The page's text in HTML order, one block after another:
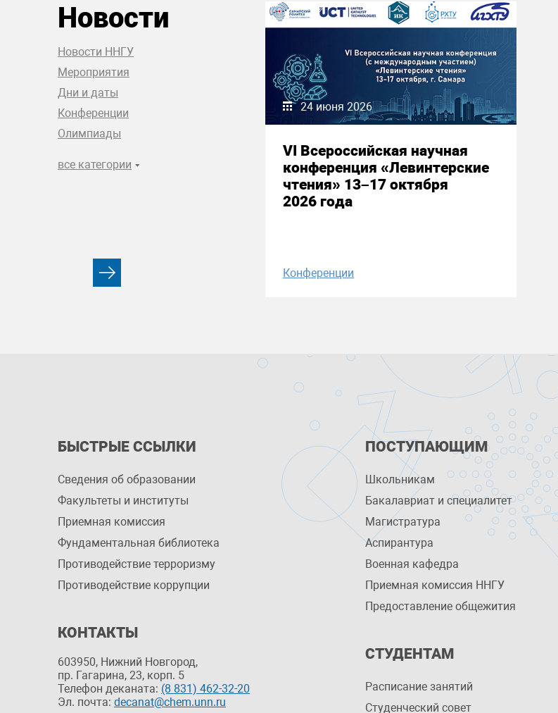
Новости
Новости ННГУ
Мероприятия
Дни и даты
Конференции
Олимпиады
все категории
24 июня 2026
VI Всероссийская научная
конференция «Левинтерские
чтения» 13–17 октября
2026 года
Конференции
БЫСТРЫЕ ССЫЛКИ
Сведения об образовании
Факультеты и институты
Приемная комиссия
Фундаментальная библиотека
Противодействие терроризму
Противодействие коррупции
КОНТАКТЫ
603950, Нижний Новгород,
пр. Гагарина, 23, корп. 5
Телефон деканата: (8 831) 462-32-20
Эл. почта: decanat@chem.unn.ru
ПОСТУПАЮЩИМ
Школьникам
Бакалавриат и специалитет
Магистратура
Аспирантура
Военная кафедра
Приемная комиссия ННГУ
Предоставление общежития
СТУДЕНТАМ
Расписание занятий
Студенческий совет